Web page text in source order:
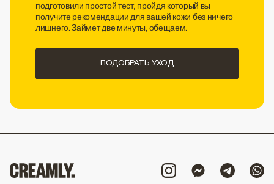
подготовили простой тест, пройдя который вы
получите рекомендации для вашей кожи без ничего
лишнего. Займет две минуты, обещаем.
ПОДОБРАТЬ УХОД